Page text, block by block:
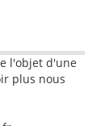
l'objet d'une
plus nous